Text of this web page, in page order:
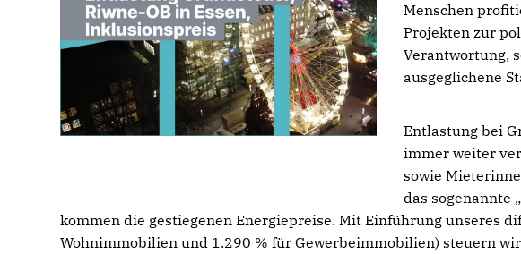
Menschen
Projekten zur
Verantwortung,
ausgeglichene
Entlastung bei
immer weiter
sowie
das sogenannte
kommen die gestiegenen Energiepreise. Mit Einführung unseres
Wohnimmobilien und 1.290 % für Gewerbeimmobilien) steuern